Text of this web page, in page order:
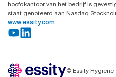
hoofdkantoor van het bedrijf is
staat genoteerd aan Nasdaq
www.essity.com
© Essity Hygiene